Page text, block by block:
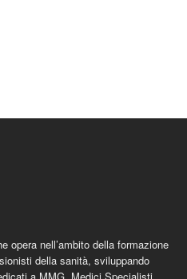
opera nell’ambito della formazione
della sanità, sviluppando